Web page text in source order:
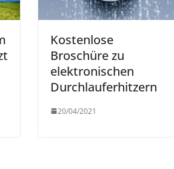
Kostenlose
Broschüre zu
elektronischen
Durchlauferhitzern
20/04/2021